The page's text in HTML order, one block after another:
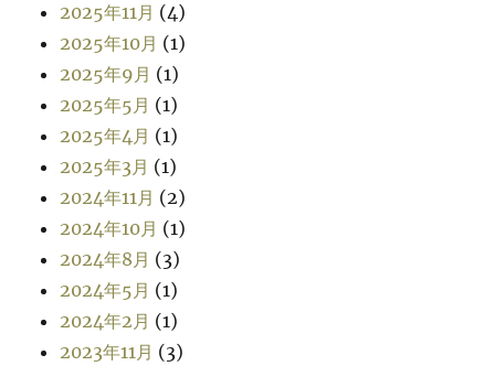
2025年11月 (4)
2025年10月 (1)
2025年9月 (1)
2025年5月 (1)
2025年4月 (1)
2025年3月 (1)
2024年11月 (2)
2024年10月 (1)
2024年8月 (3)
2024年5月 (1)
2024年2月 (1)
2023年11月 (3)